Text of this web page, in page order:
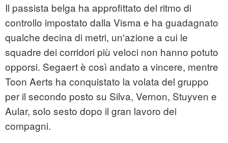
Il passista belga ha approfittato del ritmo di
controllo impostato dalla Visma e ha guadagnato
qualche decina di metri, un'azione a cui le
squadre dei corridori più veloci non hanno potuto
opporsi. Segaert è così andato a vincere, mentre
Toon Aerts ha conquistato la volata del gruppo
per il secondo posto su Silva, Vernon, Stuyven e
Aular, solo sesto dopo il gran lavoro dei
compagni.